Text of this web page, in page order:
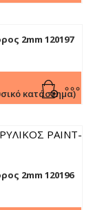
2mm 120197
κατάστημα)
2mm 120196